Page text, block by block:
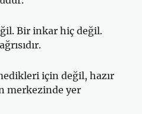
Bir inkar hiç değil.
için değil, hazır
merkezinde yer